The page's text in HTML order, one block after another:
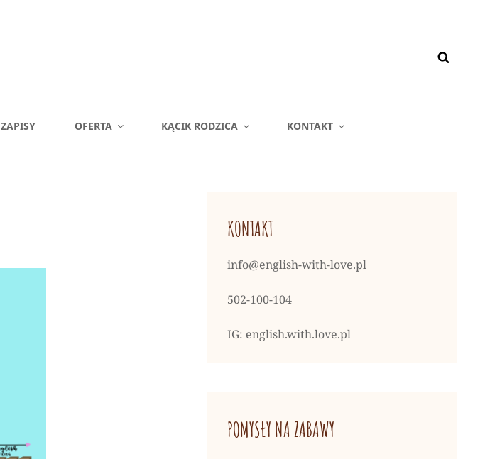
ZAPISY OFERTA KĄCIK RODZICA KONTAKT
KONTAKT
info@english-with-love.pl
502-100-104
IG: english.with.love.pl
POMYSŁY NA ZABAWY